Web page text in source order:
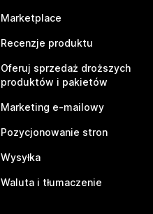
Marketplace
Recenzje produktu
Oferuj sprzedaż droższych
produktów i pakietów
Marketing e-mailowy
Pozycjonowanie stron
Wysyłka
Waluta i tłumaczenie